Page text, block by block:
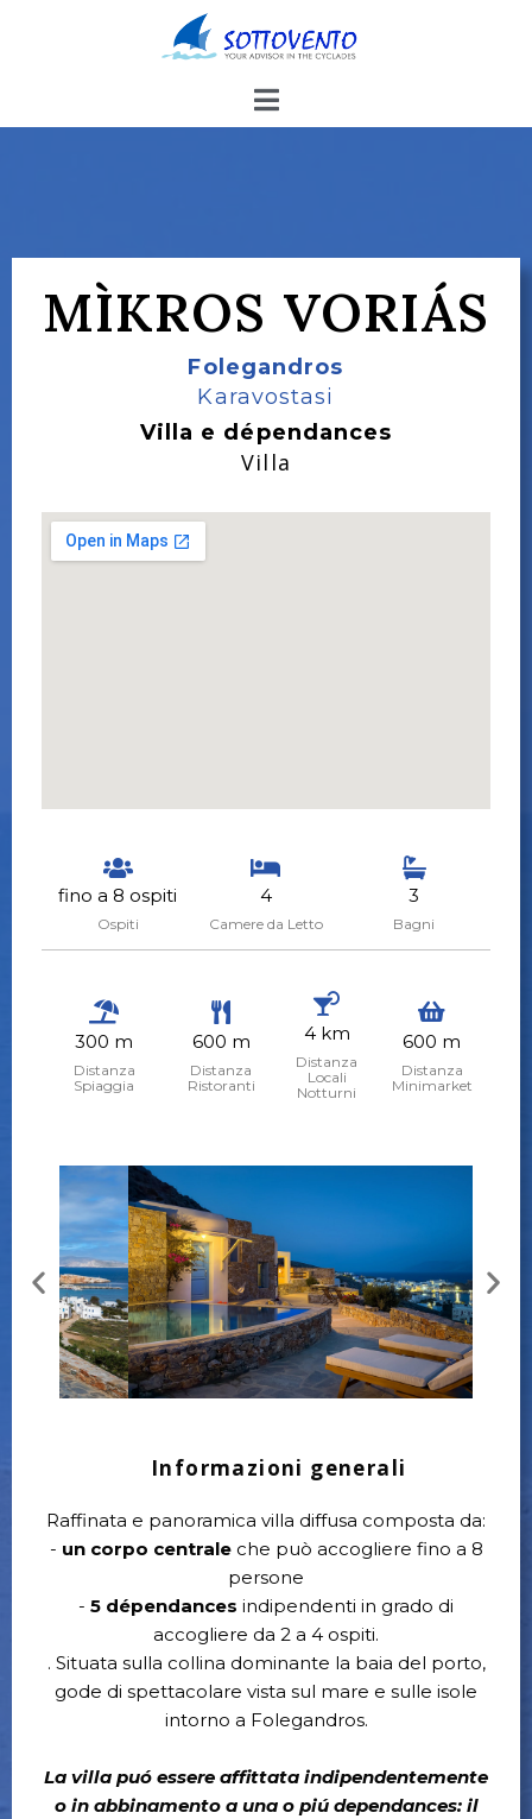
MÌKROS VORIÁS
Folegandros
Karavostasi
Villa e dépendances
Villa
fino a 8 ospiti
Ospiti
4
Camere da Letto
3
Bagni
300 m
Distanza
Spiaggia
600 m
Distanza
Ristoranti
4 km
Distanza
Locali
Notturni
600 m
Distanza
Minimarket
Informazioni generali
Raffinata e panoramica villa diffusa composta da:
- un corpo centraleche può accogliere fino a 8
persone
- 5 dépendances indipendenti in grado di
accogliere da 2 a 4 ospiti.
. Situata sulla collina dominante la baia del porto,
gode di spettacolare vista sul mare e sulle isole
intorno a Folegandros.
La villa puó essere affittata indipendentemente
o in abbinamento a una o piú dependances: il